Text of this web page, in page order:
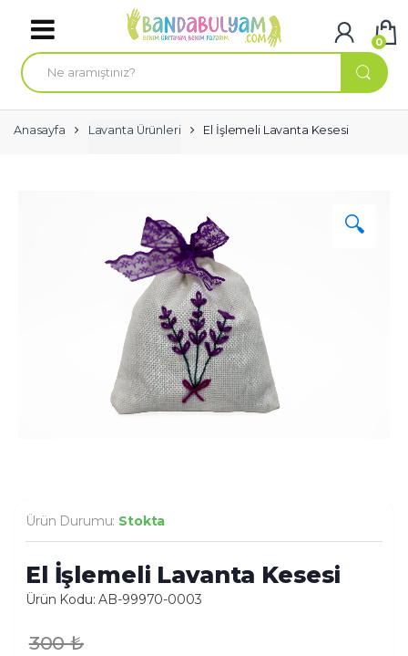
A
r
a
a
:
Anasayfa Lavanta Ürünleri El İşlemeli Lavanta Kesesi
🔍
Ürün Durumu: Stokta
El İşlemeli Lavanta Kesesi
Ürün Kodu: AB-99970-0003
300₺
0